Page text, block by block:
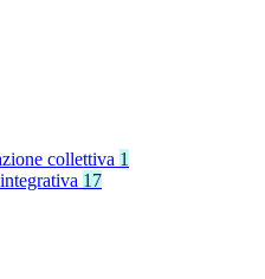
collettiva 1
17